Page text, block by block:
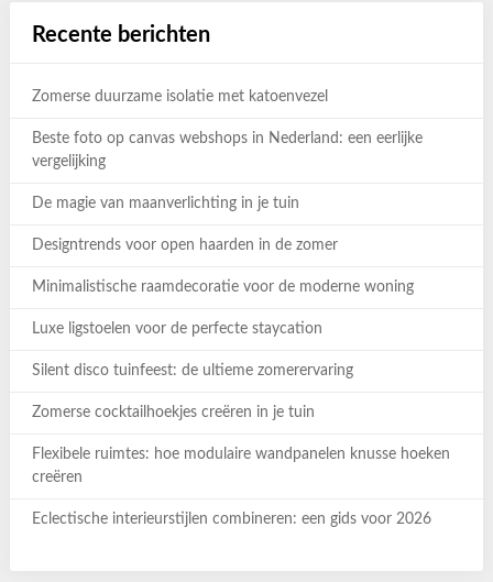
Recente berichten
Zomerse duurzame isolatie met katoenvezel
Beste foto op canvas webshops in Nederland: een eerlijke
vergelijking
De magie van maanverlichting in je tuin
Designtrends voor open haarden in de zomer
Minimalistische raamdecoratie voor de moderne woning
Luxe ligstoelen voor de perfecte staycation
Silent disco tuinfeest: de ultieme zomerervaring
Zomerse cocktailhoekjes creëren in je tuin
Flexibele ruimtes: hoe modulaire wandpanelen knusse hoeken
creëren
Eclectische interieurstijlen combineren: een gids voor 2026